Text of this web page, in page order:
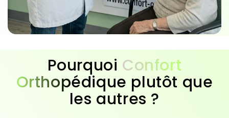
Pourquoi Confort
Orthopédique plutôt que
les autres ?